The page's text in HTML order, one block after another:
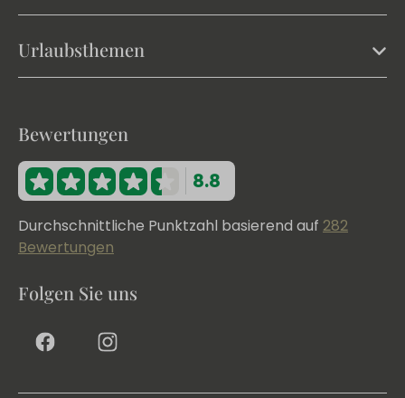
Urlaubsthemen
Bewertungen
8.8
Durchschnittliche Punktzahl basierend auf 282
Bewertungen
Folgen Sie uns